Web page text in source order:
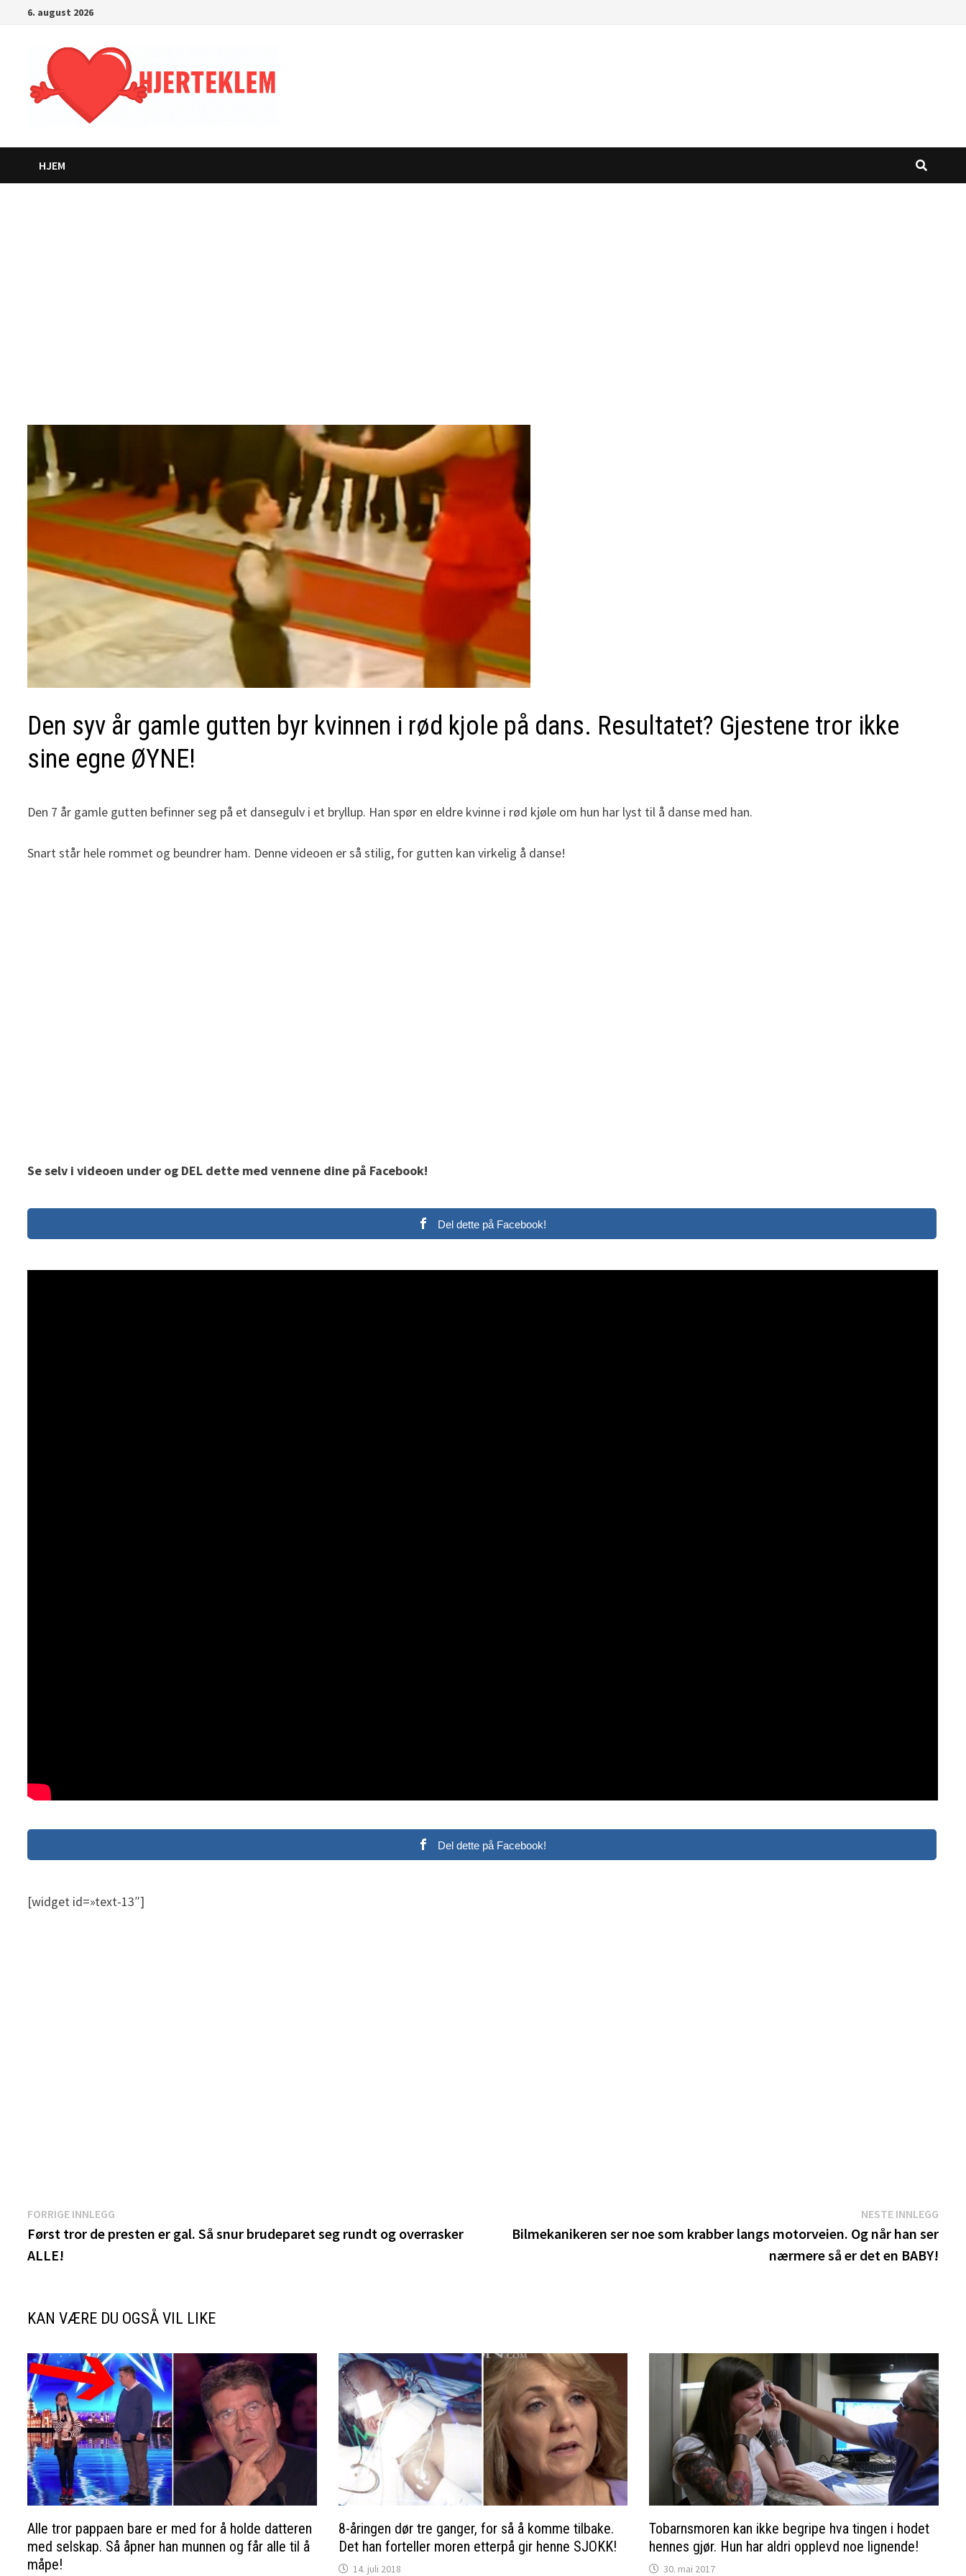
6. august 2026
HJEM
Den syv år gamle gutten byr kvinnen i rød kjole på dans. Resultatet? Gjestene tror ikke
sine egne ØYNE!
Den 7 år gamle gutten befinner seg på et dansegulv i et bryllup. Han spør en eldre kvinne i rød kjøle om hun har lyst til å danse med han.
Snart står hele rommet og beundrer ham. Denne videoen er så stilig, for gutten kan virkelig å danse!
Se selv i videoen under og DEL dette med vennene dine på Facebook!
Del dette på Facebook!
Del dette på Facebook!
[widget id=»text-13″]
Innleggsnavigasjon
FORRIGE INNLEGG
innlegg:
Først tror de presten er gal. Så snur brudeparet seg rundt og overrasker
ALLE!
NESTE INNLEGG
Bilmekanikeren ser noe som krabber langs motorveien. Og når han ser
nærmere så er det en BABY!
KAN VÆRE DU OGSÅ VIL LIKE
Alle tror pappaen bare er med for å holde datteren
med selskap. Så åpner han munnen og får alle til å
måpe!
8-åringen dør tre ganger, for så å komme tilbake.
Det han forteller moren etterpå gir henne SJOKK!
14. juli 2018
Tobarnsmoren kan ikke begripe hva tingen i hodet
hennes gjør. Hun har aldri opplevd noe lignende!
30. mai 2017